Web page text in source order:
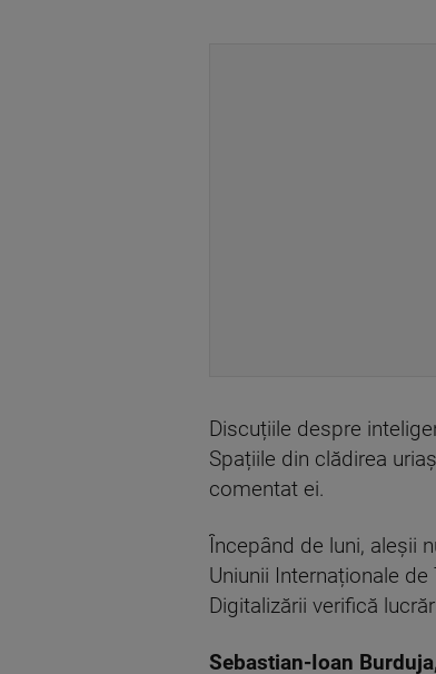
Discuțiile despre
Spațiile din clădirea
comentat ei.
Începând de luni, aleșii
Uniunii Internaționale
Digitalizării verifică
Sebastian-Ioan